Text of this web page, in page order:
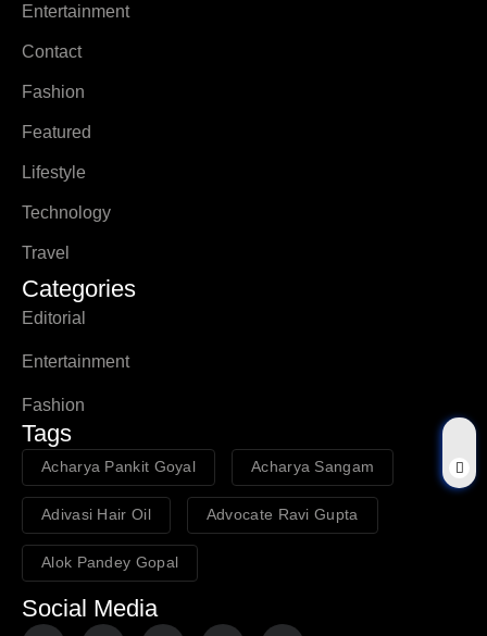
Entertainment
Contact
Fashion
Featured
Lifestyle
Technology
Travel
Categories
Editorial
Entertainment
Fashion
Tags
Acharya Pankit Goyal Acharya Sangam
Adivasi Hair Oil Advocate Ravi Gupta
Alok Pandey Gopal
Social Media